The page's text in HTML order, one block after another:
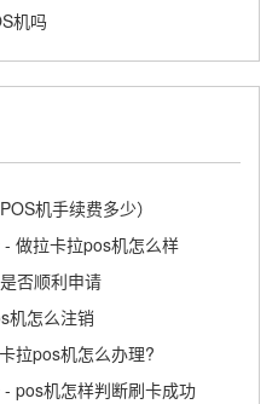
机吗
机手续费多少）
做拉卡拉pos机怎么样
否顺利申请
机怎么注销
拉pos机怎么办理?
pos机怎样判断刷卡成功